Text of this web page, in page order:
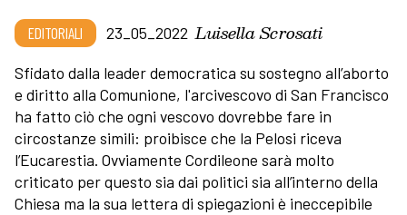
EDITORIALI 23_05_2022 Luisella Scrosati
Sfidato dalla leader democratica su sostegno all’aborto
e diritto alla Comunione, l'arcivescovo di San Francisco
ha fatto ciò che ogni vescovo dovrebbe fare in
circostanze simili: proibisce che la Pelosi riceva
l’Eucarestia. Ovviamente Cordileone sarà molto
criticato per questo sia dai politici sia all’interno della
Chiesa ma la sua lettera di spiegazioni è ineccepibile